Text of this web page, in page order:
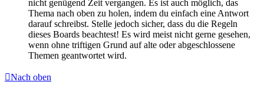
nicht genügend Zeit vergangen. Es ist auch möglich, das
Thema nach oben zu holen, indem du einfach eine Antwort
darauf schreibst. Stelle jedoch sicher, dass du die Regeln
dieses Boards beachtest! Es wird meist nicht gerne gesehen,
wenn ohne triftigen Grund auf alte oder abgeschlossene
Themen geantwortet wird.
Nach oben